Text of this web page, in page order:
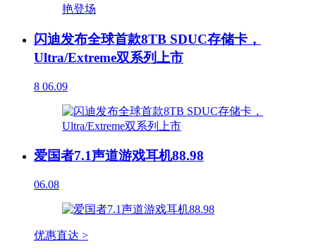
闪迪发布全球首款8TB SDUC存储卡，
Ultra/Extreme双系列上市
8 06.09
爱国者7.1声道游戏耳机88.98
06.08
优惠直达 >